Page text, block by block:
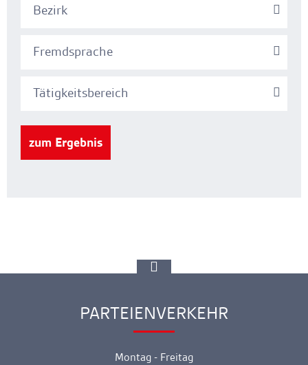
Bezirk
Fremdsprache
Tätigkeitsbereich
zum Ergebnis
Ankerlink
PARTEIENVERKEHR
Montag - Freitag
zur